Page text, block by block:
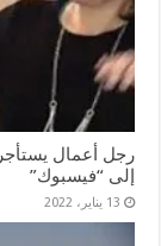
رجل أعمال
إلى “فيسبوك”
13 يناير، 2022